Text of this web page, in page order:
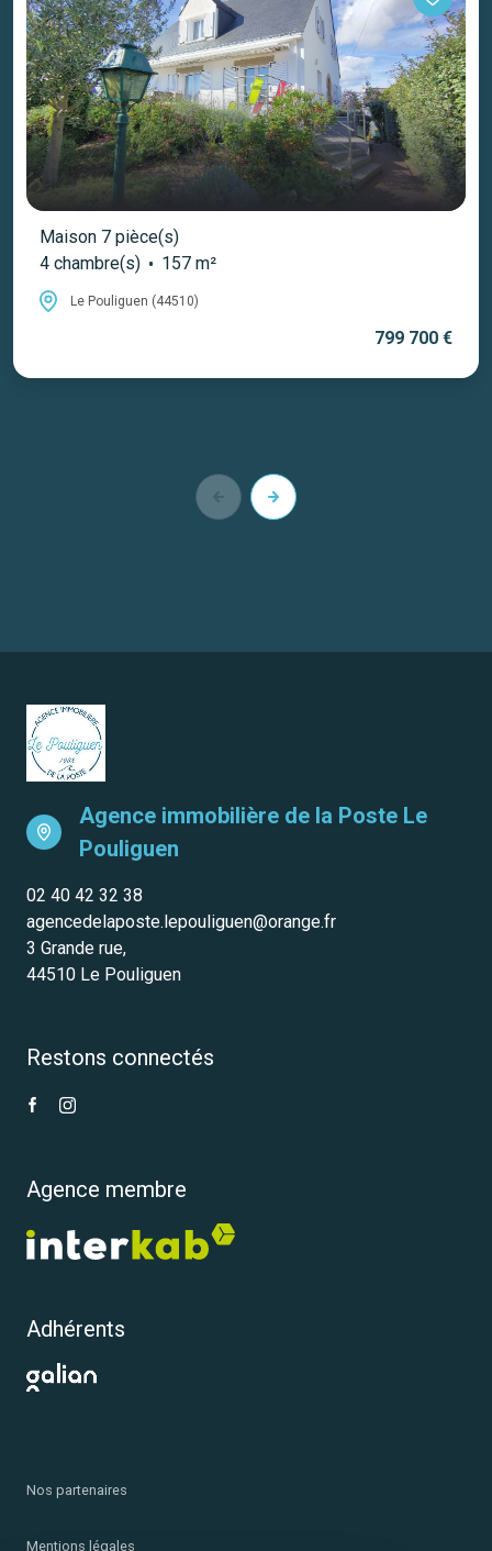
Maison 7 pièce(s)
4 chambre(s)
157 m²
Le Pouliguen (44510)
799 700 €
Agence immobilière de la Poste Le
Pouliguen
02 40 42 32 38
agencedelaposte.lepouliguen@orange.fr
3 Grande rue,
44510 Le Pouliguen
Restons connectés
Agence membre
Adhérents
Nos partenaires
Mentions légales